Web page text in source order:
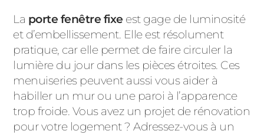
La porte fenêtre fixe est gage de luminosité
et d’embellissement. Elle est résolument
pratique, car elle permet de faire circuler la
lumière du jour dans les pièces étroites. Ces
menuiseries peuvent aussi vous aider à
habiller un mur ou une paroi à l’apparence
trop froide. Vous avez un projet de rénovation
pour votre logement ? Adressez-vous à un
BOIS
BAIES VITRÉES
PORTES D’ENTRÉE
LES CONTEMPORAINES
LES INTEMPORELLES
LES LUMINEUSES
VOLETS ROULANTS
PERGOLAS